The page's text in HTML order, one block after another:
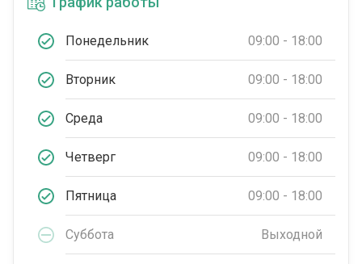
Понедельник 09:00 - 18:00
Вторник 09:00 - 18:00
Среда 09:00 - 18:00
Четверг 09:00 - 18:00
Пятница 09:00 - 18:00
Суббота Выходной